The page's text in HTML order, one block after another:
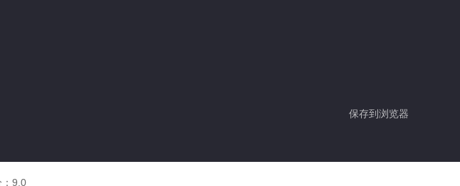
保存到浏览器
9.0